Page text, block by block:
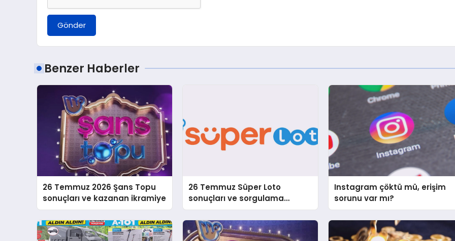
Gönder
Benzer Haberler
26 Temmuz 2026 Şans Topu
sonuçları ve kazanan ikramiye
26 Temmuz Süper Loto
sonuçları ve sorgulama
bilgileri
Instagram çöktü mü, erişim
sorunu var mı?